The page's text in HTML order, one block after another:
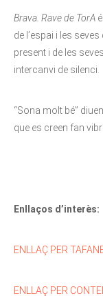
Brava. Rave de TorA
de l’espai i les
present i de les
intercanvi de silenci.
“Sona molt bé”
que es creen fan
Enllaços d’interès:
ENLLAÇ PER
ENLLAÇ PER